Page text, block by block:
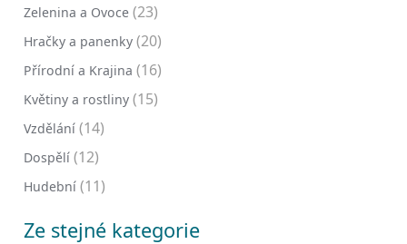
Zelenina a Ovoce (23)
Hračky a panenky (20)
Přírodní a Krajina (16)
Květiny a rostliny (15)
Vzdělání (14)
Dospělí (12)
Hudební (11)
Ze stejné kategorie